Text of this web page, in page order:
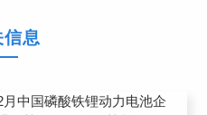
信息
月中国磷酸铁锂动力电池企